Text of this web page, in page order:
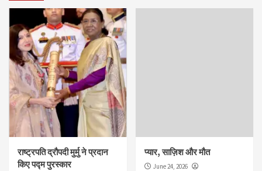
राष्ट्रपति द्रौपदी मुर्मु ने प्रदान
किए पद्म पुरस्कार
प्यार, साज़िश और मौत
June 24, 2026